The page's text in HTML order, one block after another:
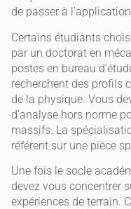
de passer à
Certains étudiants
par un doctorat en
postes en bureau
recherchent des profils
de la physique. Vous
d’analyse hors norme
massifs. La
référent sur une pièce
Une fois le socle
devez vous concentrer
expériences de terrain.